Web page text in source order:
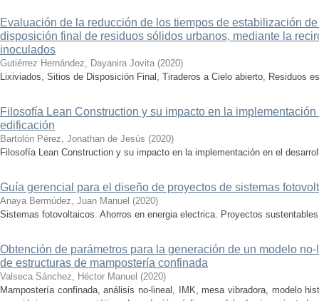
Evaluación de la reducción de los tiempos de estabilización
disposición final de residuos sólidos urbanos, mediante la
inoculados
Gutiérrez Hernández, Dayanira Jovita (2020)
Lixiviados, Sitios de Disposición Final, Tiraderos a Cielo abierto, Residuos
Filosofía Lean Construction y su impacto en la
edificación
Bartolón Pérez, Jonathan de Jesús (2020)
Filosofía Lean Construction y su impacto en la implementación en el
Guía gerencial para el diseño de proyectos de sistemas
Anaya Bermúdez, Juan Manuel (2020)
Sistemas fotovoltaicos. Ahorros en energia electrica. Proyectos
Obtención de parámetros para la generación de un modelo
de estructuras de mampostería confinada
Valseca Sánchez, Héctor Manuel (2020)
Mampostería confinada, análisis no-lineal, IMK, mesa vibradora, modelo